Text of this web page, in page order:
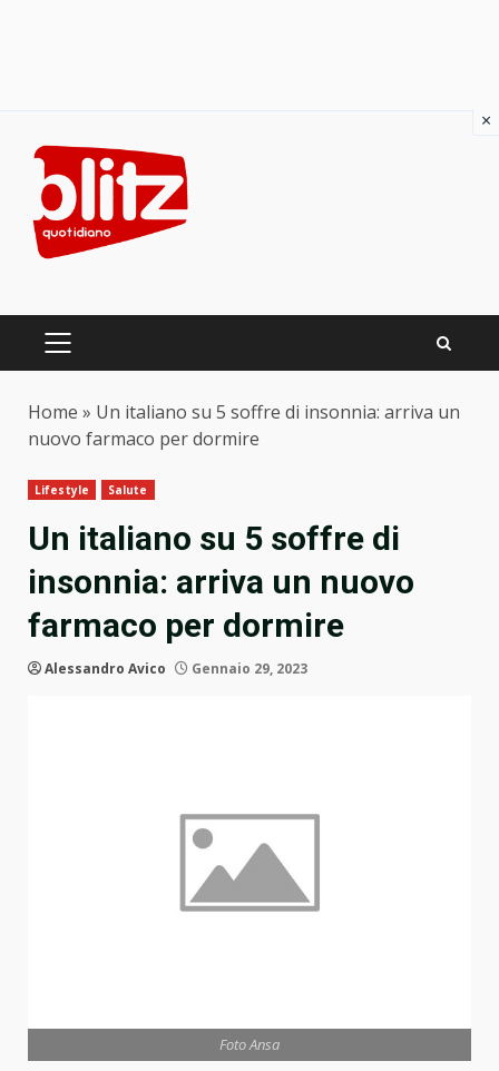
content
PRIMARY
Home » Un italiano su 5 soffre di insonnia: arriva un
nuovo farmaco per dormire
Lifestyle Salute
Un italiano su 5 soffre di
insonnia: arriva un nuovo
farmaco per dormire
Alessandro Avico Gennaio 29, 2023
Foto Ansa
×